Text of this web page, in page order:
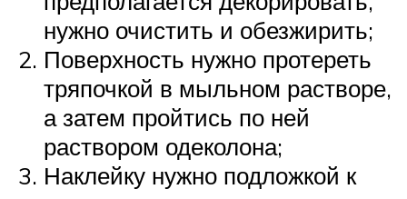
нужно очистить и обезжирить;
Поверхность нужно протереть
тряпочкой в мыльном растворе,
а затем пройтись по ней
раствором одеколона;
Наклейку нужно подложкой к